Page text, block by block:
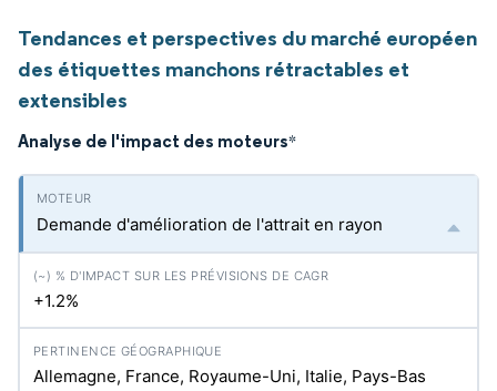
Tendances et perspectives du marché européen
des étiquettes manchons rétractables et
extensibles
Analyse de l'impact des moteurs*
Demande d'amélioration de l'attrait en rayon
+1.2%
Allemagne, France, Royaume-Uni, Italie, Pays-Bas